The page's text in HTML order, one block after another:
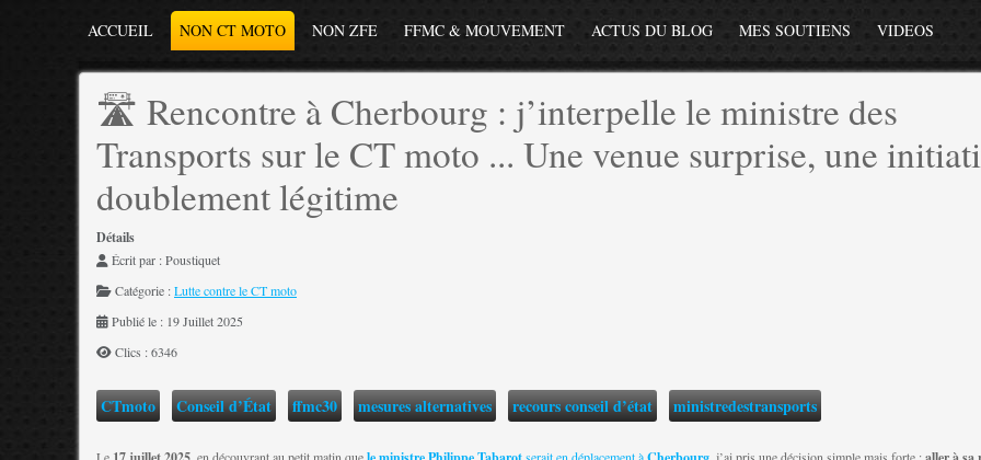
ACCUEIL NON CT MOTO NON ZFE FFMC & MOUVEMENT ACTUS DU BLOG MES SOUTIENS VIDEOS
🛣️ Rencontre à Cherbourg : j’interpelle le ministre des
Transports sur le CT moto ... Une venue surprise, une
doublement légitime
Détails
Écrit par :Poustiquet
Catégorie :Lutte contre le CT moto
Publié le : 19 Juillet 2025
Clics : 6346
CTmoto Conseil d’État ffmc30 mesures alternatives recours conseil d’état ministredestransports